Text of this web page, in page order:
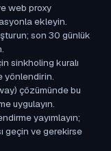
web proxy
ekleyin.
son 30 günlük
sinkholing kuralı
yönlendirin.
çözümünde bu
uygulayın.
yayımlayın;
geçin ve gerekirse